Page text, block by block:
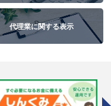
代理業に関する表示